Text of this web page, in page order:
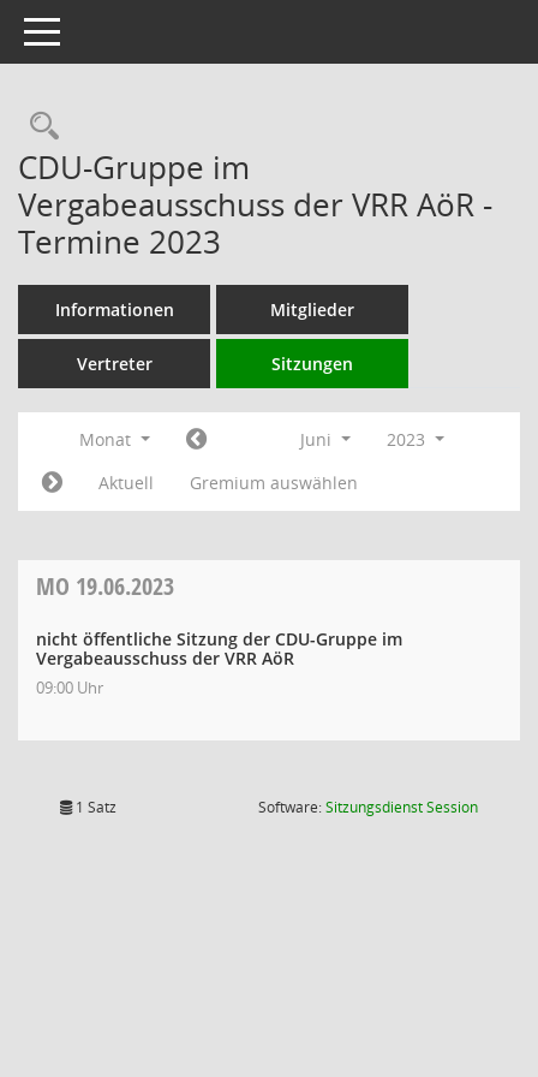
Toggle navigation
Rechercheauswahl
CDU-Gruppe im
Vergabeausschuss der VRR AöR -
Termine 2023
Informationen Mitglieder
Vertreter Sitzungen
Monat Juni
2023
Aktuell
Gremium auswählen
MO 19.06.2023
nicht öffentliche Sitzung der CDU-Gruppe im
Vergabeausschuss der VRR AöR
09:00 Uhr
1 Satz Software:SitzungsdienstSession(Wird in